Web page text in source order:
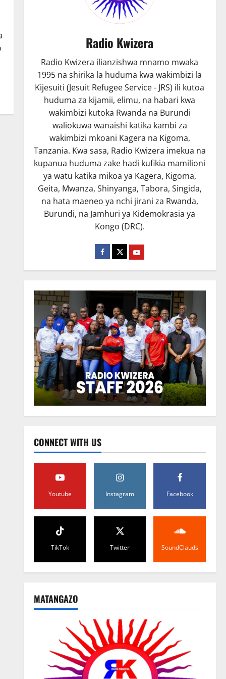
Radio Kwizera
Radio Kwizera ilianzishwa mnamo mwaka
1995 na shirika la huduma kwa wakimbizi la
Kijesuiti (Jesuit Refugee Service - JRS) ili kutoa
huduma za kijamii, elimu, na habari kwa
wakimbizi kutoka Rwanda na Burundi
waliokuwa wanaishi katika kambi za
wakimbizi mkoani Kagera na Kigoma,
Tanzania. Kwa sasa, Radio Kwizera imekua na
kupanua huduma zake hadi kufikia mamilioni
ya watu katika mikoa ya Kagera, Kigoma,
Geita, Mwanza, Shinyanga, Tabora, Singida,
na hata maeneo ya nchi jirani za Rwanda,
Burundi, na Jamhuri ya Kidemokrasia ya
Kongo (DRC).
CONNECT WITH US
Youtube Instagram Facebook
TikTok Twitter SoundClauds
MATANGAZO